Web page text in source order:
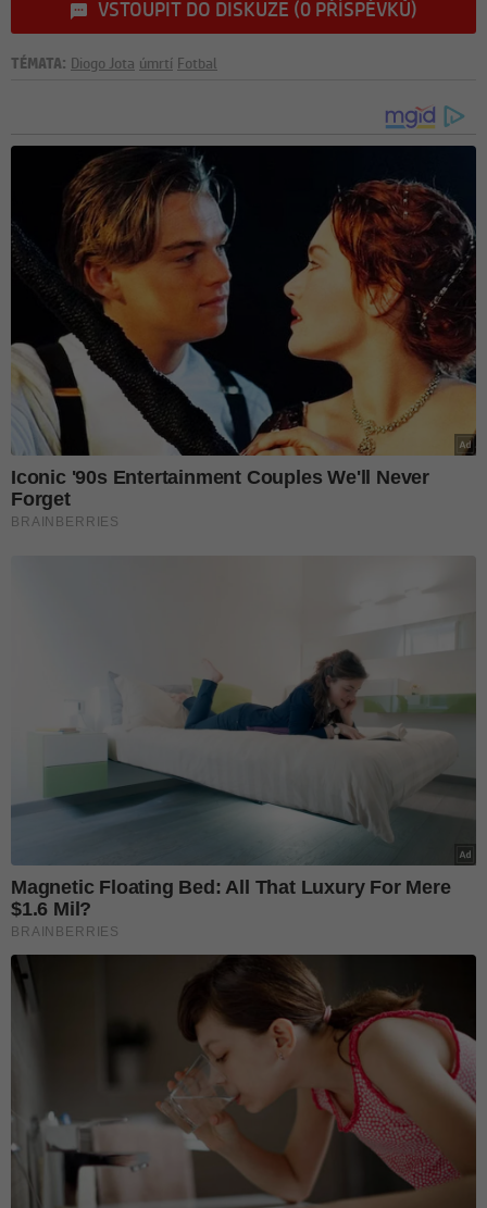
VSTOUPIT DO DISKUZE (0 PŘÍSPĚVKŮ)
TÉMATA: Diogo Jota úmrtí Fotbal